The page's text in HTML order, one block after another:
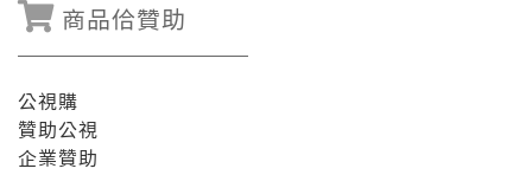
商品佮贊助
公視購
贊助公視
企業贊助